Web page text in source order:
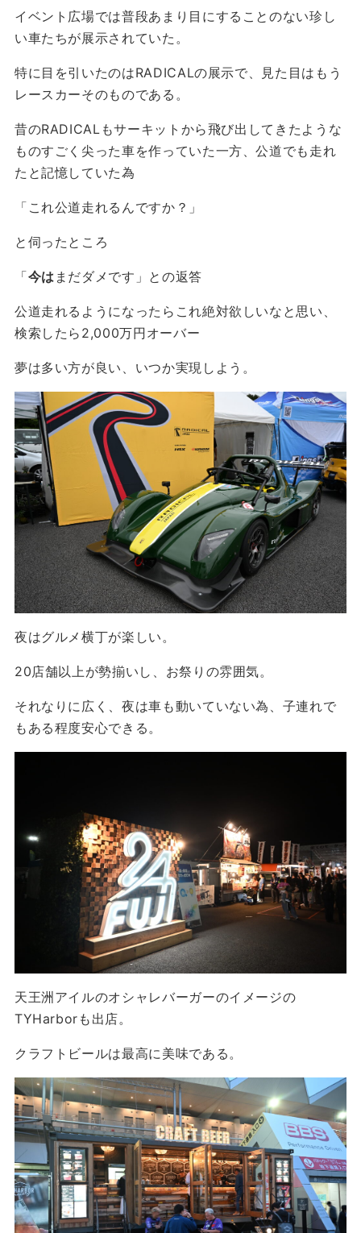
イベント広場では普段あまり目にすることのない珍し
い車たちが展示されていた。
特に目を引いたのはRADICALの展示で、見た目はもう
レースカーそのものである。
昔のRADICALもサーキットから飛び出してきたような
ものすごく尖った車を作っていた一方、公道でも走れ
たと記憶していた為
「これ公道走れるんですか？」
と伺ったところ
「今は まだダメです」との返答
公道走れるようになったらこれ絶対欲しいなと思い、
検索したら2,000万円オーバー
夢は多い方が良い、いつか実現しよう。
夜はグルメ横丁が楽しい。
20店舗以上が勢揃いし、お祭りの雰囲気。
それなりに広く、夜は車も動いていない為、子連れで
もある程度安心できる。
天王洲アイルのオシャレバーガーのイメージの
TYHarborも出店。
クラフトビールは最高に美味である。